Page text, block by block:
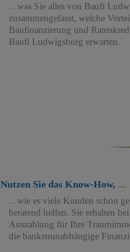
was Sie alles von Baufi
zusammengefasst, welche
Baufinanzierung und
Baufi Ludwigsburg erwarten.
Nutzen Sie das Know-How,
wie es viele Kunden schon
beratend helfen. Sie erhalten
Auszahlung für Ihre
die bankenunabhängige